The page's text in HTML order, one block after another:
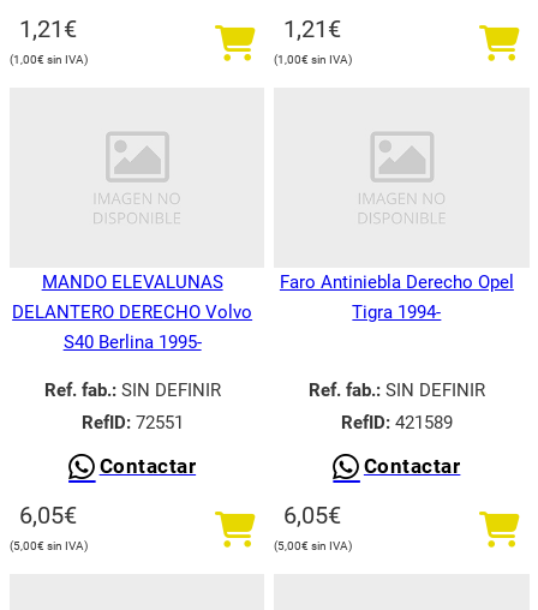
1,21€
1,00€
1,21€
1,00€
MANDO ELEVALUNAS
DELANTERO DERECHO Volvo
S40 Berlina 1995-
Ref. fab.:SIN DEFINIR
RefID:72551
Contactar
6,05€
5,00€
Faro Antiniebla Derecho Opel
Tigra 1994-
Ref. fab.:SIN DEFINIR
RefID:421589
Contactar
6,05€
5,00€